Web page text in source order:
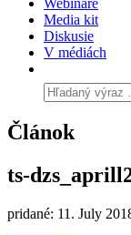
Webináre
Media kit
Diskusie
V médiách
Článok
ts-
pridané: 11. July